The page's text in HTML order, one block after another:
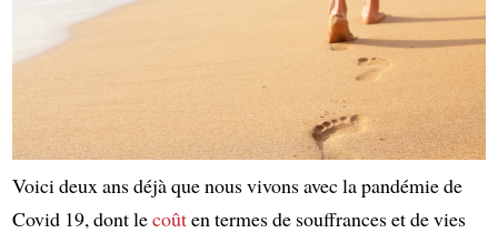
Voici deux ans déjà que nous vivons avec la pandémie de
Covid 19, dont lecoûten termes de souffrances et de vies